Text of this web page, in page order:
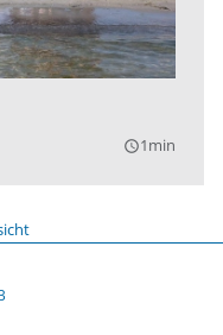
query_builder1min